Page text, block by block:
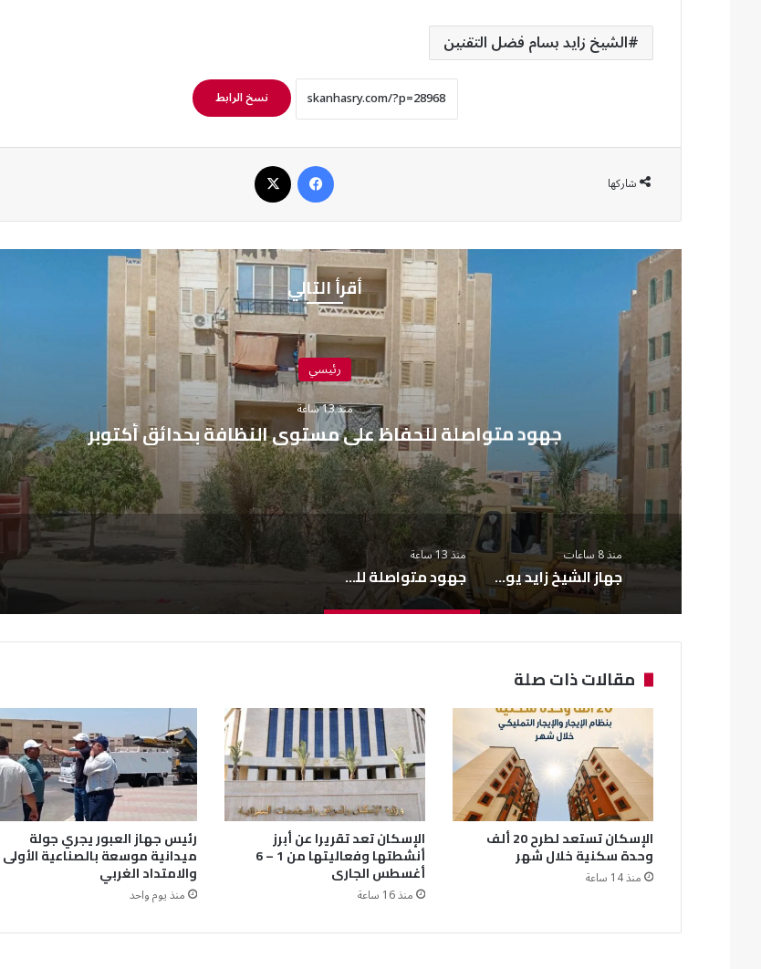
الشيخ زايد بسام فضل التقنين
نسخ الرابط
شاركها
أقرأ التالي
رئيسي
منذ 13 ساعة
جهود متواصلة للحفاظ على مستوى النظافة بحدائق أكتوبر
منذ 8 ساعات
جهاز الشيخ زايد يواصل تطوير الطرق لتعزيز السلامة المرورية
منذ 13 ساعة
جهود متواصلة للحفاظ على مستوى النظافة بحدائق أكتوبر
مقالات ذات صلة
الإسكان تستعد لطرح 20 ألف
وحدة سكنية خلال شهر
منذ 14 ساعة
الإسكان تعد تقريرا عن أبرز
أنشطتها وفعاليتها من 1 – 6
أغسطس الجارى
منذ 16 ساعة
رئيس جهاز العبور يجري جولة
ميدانية موسعة بالصناعية الأولى
والامتداد الغربي
منذ يوم واحد